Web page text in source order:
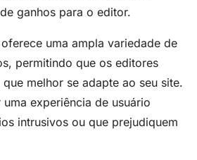
ganhos para o editor.
uma ampla variedade de
permitindo que os editores
melhor se adapte ao seu site.
experiência de usuário
intrusivos ou que prejudiquem